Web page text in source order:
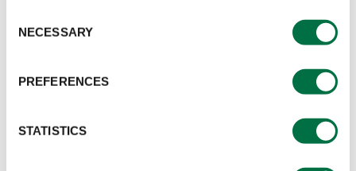
Selection
NECESSARY
PREFERENCES
STATISTICS